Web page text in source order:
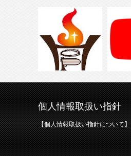
個人情報取扱い指針
【個人情報取扱い指針について】